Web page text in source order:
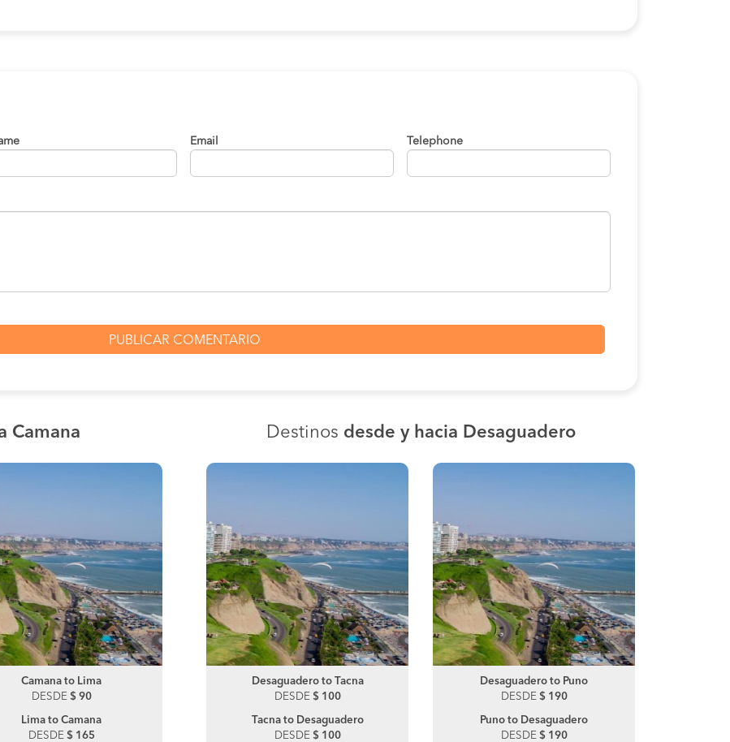
Email Telephone
Camana
Camana to Lima
DESDE $ 90
Lima to Camana
DESDE $ 165
Camana to Nazca
DESDE $ 90
Nazca to Camana
DESDE$ 100
Camana to Tacna
DESDE$ 130
Tacna to Camana
DESDE$ 120
Destinos desde y hacia Desaguadero
Desaguadero to Juliaca
DESDE$ 190
Juliaca to Desaguadero
DESDE$ 190
Desaguadero to Tacna
DESDE $ 100
Tacna to Desaguadero
DESDE $ 100
Desaguadero to Puno
DESDE $ 190
Puno to Desaguadero
DESDE $ 190